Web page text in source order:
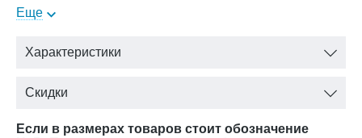
цветовую гамму интерьера. Наиболее уместным комод
Оскар будет в спальной комнате классического стиля.
Цвет: белая эмаль с патиной
В нашем интернет-магазине Вы можете купить комод Оскар
Еще
Характеристики
Скидки
Если в размерах товаров стоит обозначение